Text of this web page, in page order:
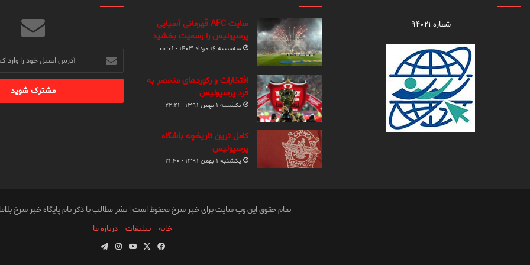
شماره ۹۴۰۲۱
سایت AFC قهرمانی آسیایی
پرسپولیس را رسمیت بخشید
سه‌شنبه ۱۶ مرداد ۱۴۰۳ - ۰۰:۰۱
افتخارات و رکوردهای منحصر به
فرد پرسپولیس
یکشنبه ۱ بهمن ۱۳۹۱ - ۲۲:۴۱
کامل ترین تاریخچه باشگاه
پرسپولیس
یکشنبه ۱ بهمن ۱۳۹۱ - ۲۱:۴۰
آدرس
ایمیل
خود
وارد
تمام حقوق این وب سایت برای خبر سرخ محفوظ است | نشر مطالب با ذکر نام پایگاه خبر سرخ
خانه
تبلیغات
درباره ما
فیس
یوتیوباینستاگرام
تلگرام